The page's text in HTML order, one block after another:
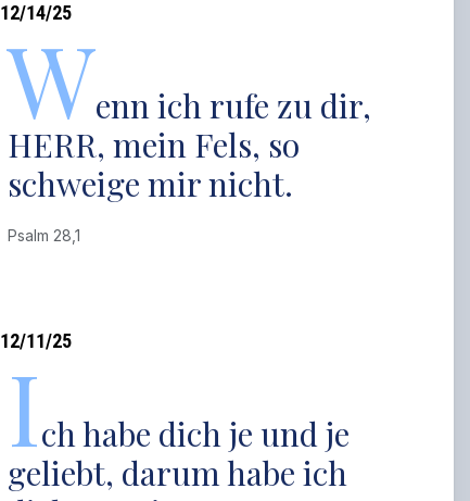
12/14/25
Wenn ich rufe zu dir,
HERR, mein Fels, so
schweige mir nicht.
Psalm 28,1
12/11/25
Ich habe dich je und je
geliebt, darum habe ich